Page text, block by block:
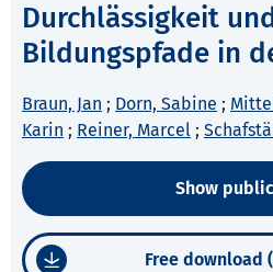
Durchlässigkeit
Bildungspfade in
Braun, Jan ; Dorn, Sabine ;
Karin ; Reiner, Marcel ;
Show
Free download